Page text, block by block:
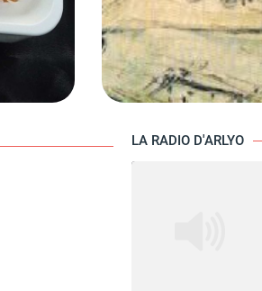
LA RADIO D'ARLYO